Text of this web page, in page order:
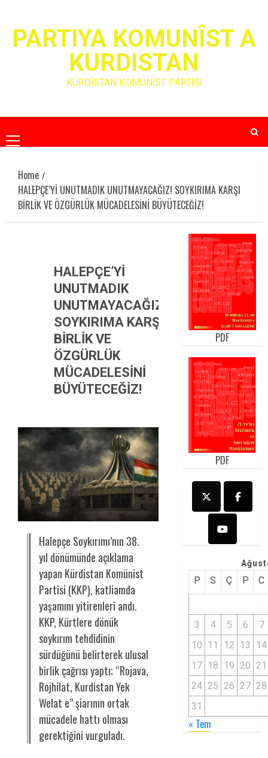
contentPARTIYA KOMUNÎST A
KURDISTAN
KÜRDİSTAN KOMÜNİST PARTİSİ
Primary
Menu
Home
HALEPÇE’Yİ UNUTMADIK UNUTMAYACAĞIZ! SOYKIRIMA KARŞI
BİRLİK VE ÖZGÜRLÜK MÜCADELESİNİ BÜYÜTECEĞİZ!
HALEPÇE’Yİ
UNUTMADIK
UNUTMAYACAĞIZ!
SOYKIRIMA KARŞI
BİRLİK VE
ÖZGÜRLÜK
MÜCADELESİNİ
BÜYÜTECEĞİZ!
Halepçe Soykırımı’nın 38.
yıl dönümünde açıklama
yapan Kürdistan Komünist
Partisi (KKP), katliamda
yaşamını yitirenleri andı.
KKP, Kürtlere dönük
soykırım tehdidinin
sürdüğünü belirterek ulusal
birlik çağrısı yaptı; “Rojava,
Rojhilat, Kurdistan Yek
Welat e” şiarının ortak
mücadele hattı olması
gerektiğini vurguladı.
PDF
PDF
P S Ç P C
3 4 5 6
7
10 11 12 13
14
17 18 19 20 21
24 25 26 27 28
31
« Tem